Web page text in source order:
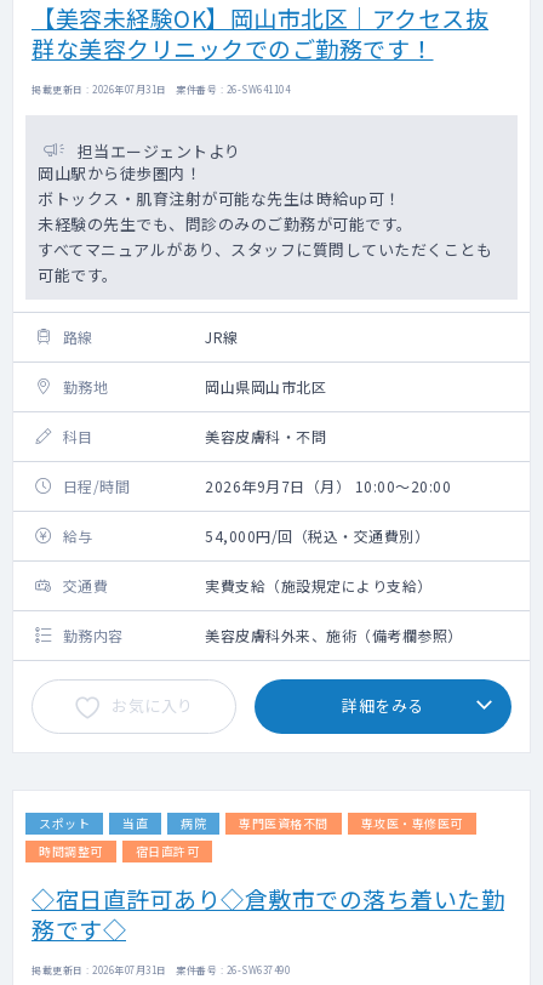
【美容未経験OK】岡山市北区｜アクセス抜
群な美容クリニックでのご勤務です！
掲載更新日 : 2026年07月31日 案件番号 : 26-SW641104
担当エージェントより
岡山駅から徒歩圏内！
ボトックス・肌育注射が可能な先生は時給up可！
未経験の先生でも、問診のみのご勤務が可能です。
すべてマニュアルがあり、スタッフに質問していただくことも
可能です。
路線 JR線
勤務地 岡山県岡山市北区
科目 美容皮膚科・不問
日程/時間 2026年9月7日（月） 10:00～20:00
給与 54,000円/回（税込・交通費別）
交通費 実費支給（施設規定により支給）
勤務内容 美容皮膚科外来、施術（備考欄参照）
お気に入り 詳細をみる
スポット 当直 病院 専門医資格不問
専攻医・専修医可
時間調整可
宿日直許可
◇宿日直許可あり◇倉敷市での落ち着いた勤
務です◇
掲載更新日 : 2026年07月31日 案件番号 : 26-SW637490